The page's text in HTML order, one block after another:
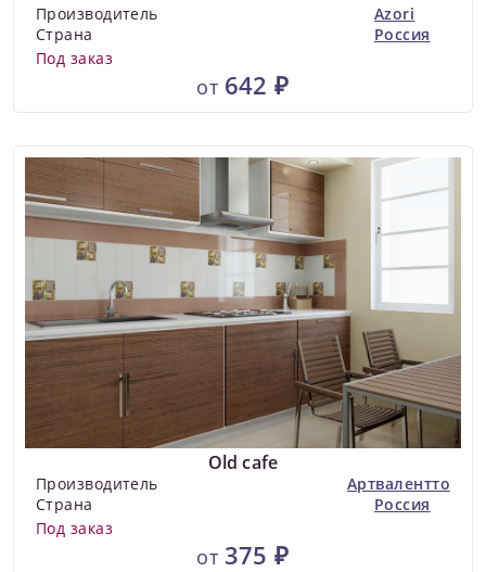
Производитель
Azori
Страна
Россия
Под заказ
от 642 ₽
Old cafe
Производитель
Артвалентто
Страна
Россия
Под заказ
от 375 ₽